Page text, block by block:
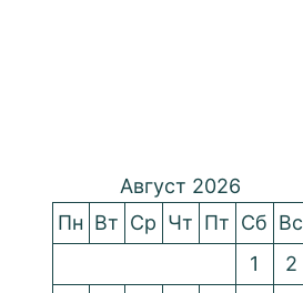
Август 2026
Пн Вт Ср Чт Пт Сб Вс
1
2